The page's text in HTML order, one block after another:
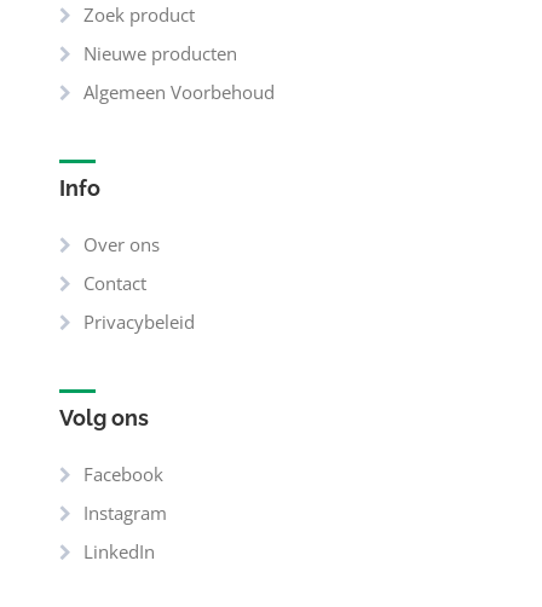
Zoek product
Nieuwe producten
Algemeen Voorbehoud
Info
Over ons
Contact
Privacybeleid
Volg ons
Facebook
Instagram
LinkedIn